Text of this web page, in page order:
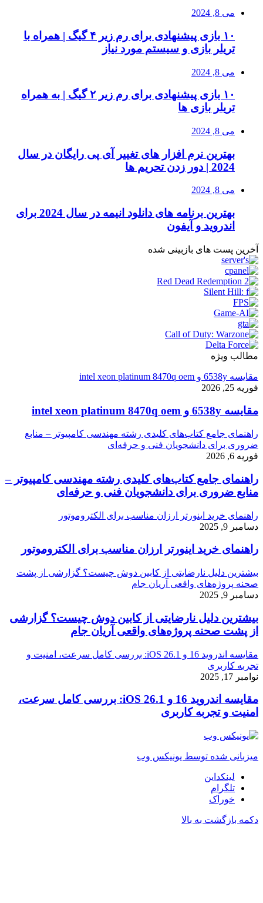
می 8, 2024
۱۰ بازی پیشنهادی برای رم زیر ۴ گیگ | همراه با
تریلر بازی و سیستم مورد نیاز
می 8, 2024
۱۰ بازی پیشنهادی برای رم زیر ۲ گیگ | به همراه
تریلر بازی ها
می 8, 2024
بهترین نرم افزار های تغییر آی پی رایگان در سال
2024 | دور زدن تحریم ها
می 8, 2024
بهترین برنامه های دانلود انیمه در سال 2024 برای
اندروید و آیفون
آخرین پست های بازبینی شده
مطالب ویژه
مقایسه 6538y و intel xeon platinum 8470q oem
فوریه 25, 2026
مقایسه 6538y و intel xeon platinum 8470q oem
راهنمای جامع کتاب‌های کلیدی رشته مهندسی کامپیوتر – منابع
ضروری برای دانشجویان فنی و حرفه‌ای
فوریه 6, 2026
راهنمای جامع کتاب‌های کلیدی رشته مهندسی کامپیوتر –
منابع ضروری برای دانشجویان فنی و حرفه‌ای
راهنمای خرید اینورتر ارزان مناسب برای الکتروموتور
دسامبر 9, 2025
راهنمای خرید اینورتر ارزان مناسب برای الکتروموتور
بیشترین دلیل نارضایتی از کابین دوش چیست؟ گزارشی از پشت
صحنه پروژه‌های واقعی آریان جام
دسامبر 9, 2025
بیشترین دلیل نارضایتی از کابین دوش چیست؟ گزارشی
از پشت صحنه پروژه‌های واقعی آریان جام
مقایسه اندروید 16 و iOS 26.1: بررسی کامل سرعت، امنیت و
تجربه کاربری
نوامبر 17, 2025
مقایسه اندروید 16 و iOS 26.1: بررسی کامل سرعت،
امنیت و تجربه کاربری
میزبانی شده توسط یونیکس وب
لینکداین
تلگرام
خوراک
دکمه بازگشت به بالا